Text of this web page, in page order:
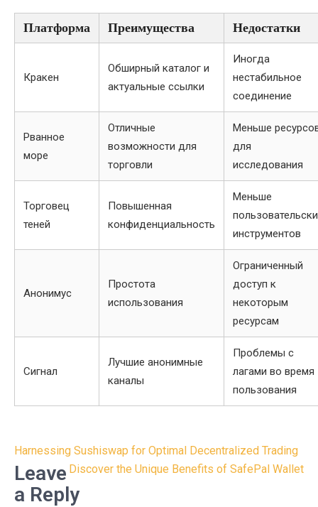
Платформа Преимущества Недостатки
Кракен
Обширный каталог и
актуальные ссылки
Иногда
нестабильное
соединение
Рванное
море
Отличные
возможности для
торговли
Меньше
для
исследования
Торговец
теней
Повышенная
конфиденциальность
Меньше
инструментов
Анонимус
Простота
использования
Ограниченный
доступ к
некоторым
ресурсам
Сигнал
Лучшие анонимные
каналы
Проблемы с
лагами во время
пользования
Post
navigation
Harnessing Sushiswap for Optimal Decentralized Trading
Discover the Unique Benefits of SafePal Wallet
Leave
a Reply